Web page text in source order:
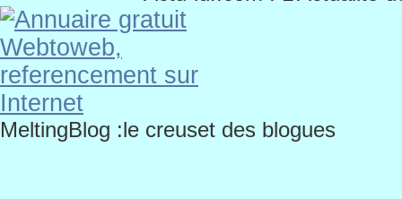
MeltingBlog :le creuset des blogues